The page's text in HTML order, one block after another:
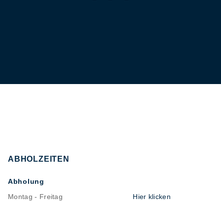
ABHOLZEITEN
Abholung
Montag - Freitag
Hier klicken